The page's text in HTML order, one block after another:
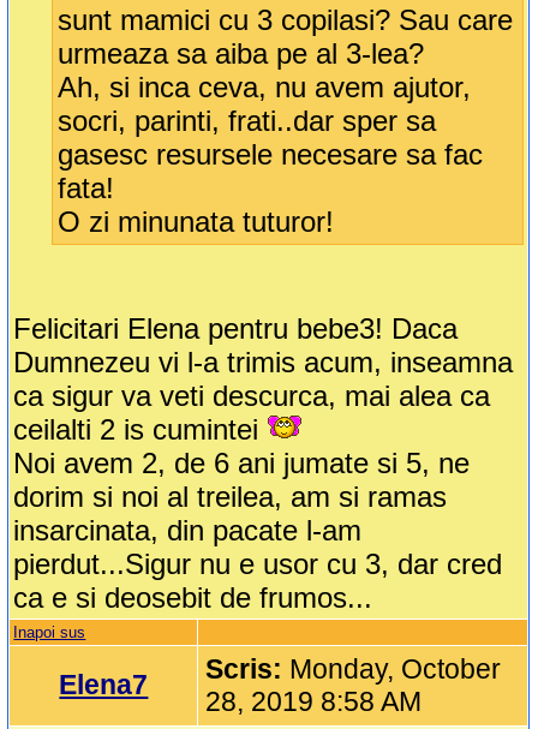
sunt mamici cu 3 copilasi? Sau care
urmeaza sa aiba pe al 3-lea?
Ah, si inca ceva, nu avem ajutor,
socri, parinti, frati..dar sper sa
gasesc resursele necesare sa fac
fata!
O zi minunata tuturor!
Felicitari Elena pentru bebe3! Daca
Dumnezeu vi l-a trimis acum, inseamna
ca sigur va veti descurca, mai alea ca
ceilalti 2 is cumintei
Noi avem 2, de 6 ani jumate si 5, ne
dorim si noi al treilea, am si ramas
insarcinata, din pacate l-am
pierdut...Sigur nu e usor cu 3, dar cred
ca e si deosebit de frumos...
Inapoi sus
Elena7 Scris: Monday, October
28, 2019 8:58 AM